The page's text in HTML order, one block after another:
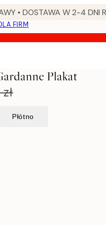
• DOSTAWA W 2-4 DNI
FIRM
Plakat
Płótno